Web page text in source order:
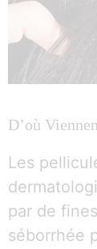
D’où
Les
par de
séborrhée